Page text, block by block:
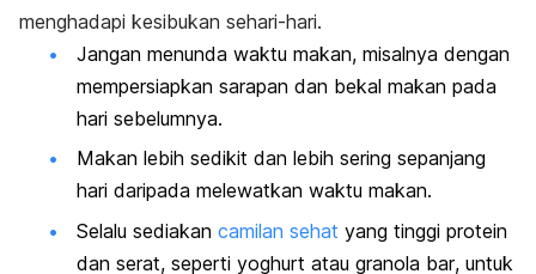
menghadapi kesibukan sehari-hari.
Jangan menunda waktu makan, misalnya dengan
mempersiapkan sarapan dan bekal makan pada
hari sebelumnya.
Makan lebih sedikit dan lebih sering sepanjang
hari daripada melewatkan waktu makan.
Selalu sediakan camilan sehat yang tinggi protein
dan serat, seperti yoghurt atau granola bar, untuk